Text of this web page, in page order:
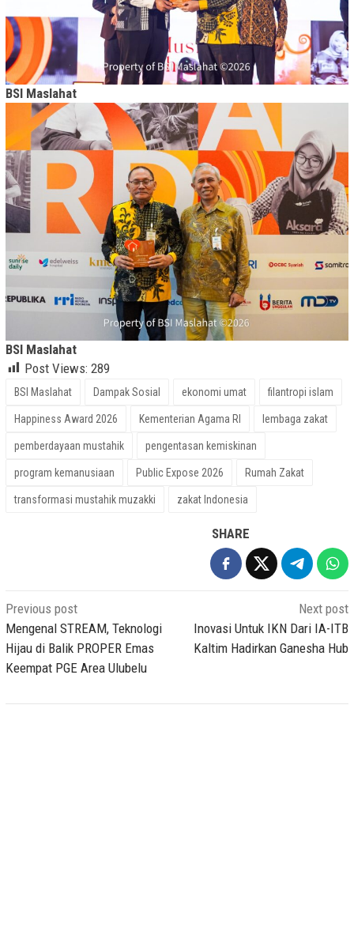
BSI Maslahat
BSI Maslahat
Post Views: 289
BSI Maslahat Dampak Sosial ekonomi umat filantropi islam
Happiness Award 2026 Kementerian Agama RI lembaga zakat
pemberdayaan mustahik pengentasan kemiskinan
program kemanusiaan Public Expose 2026 Rumah Zakat
transformasi mustahik muzakki zakat Indonesia
SHARE
Post
navigation
Previous post
Mengenal STREAM, Teknologi
Hijau di Balik PROPER Emas
Keempat PGE Area Ulubelu
Next post
Inovasi Untuk IKN Dari IA-ITB
Kaltim Hadirkan Ganesha Hub